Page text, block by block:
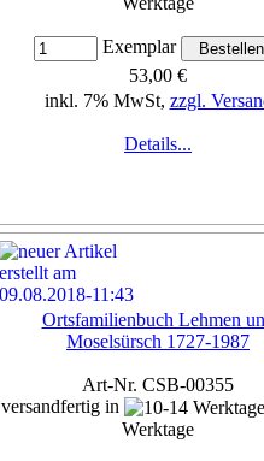
Exemplar
53,00 €
inkl. 7% MwSt, zzgl.
Details...
Ortsfamilienbuch Lehmen
Moselsürsch 1727-1987
Art-Nr. CSB-00355
versandfertig in
Werktage